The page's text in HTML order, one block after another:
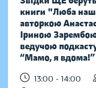
книги "Люба
авторкою
Іриною
ведучою
“Мамо, я вдома!”
13:00 - 14:00